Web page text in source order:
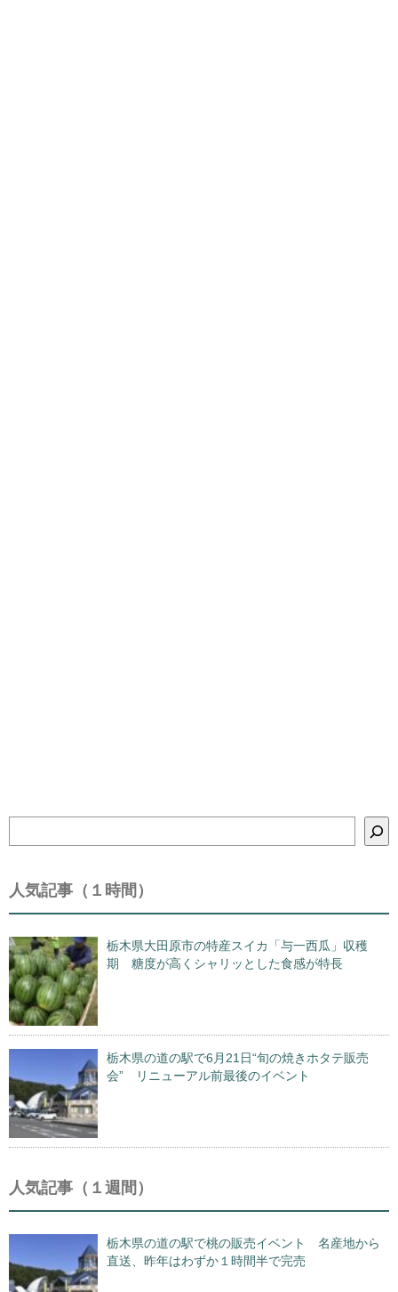
索
人気記事（１時間）
栃木県大田原市の特産スイカ「与一西瓜」収穫
期 糖度が高くシャリッとした食感が特長
栃木県の道の駅で6月21日“旬の焼きホタテ販売
会” リニューアル前最後のイベント
人気記事（１週間）
栃木県の道の駅で桃の販売イベント 名産地から
直送、昨年はわずか１時間半で完売